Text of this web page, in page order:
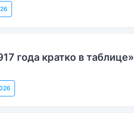
года кратко в таблице»